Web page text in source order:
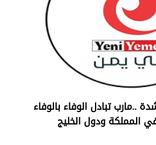
..مارب ‏تبادل الوفاء بالوفاء
المملكة ودول الخليج